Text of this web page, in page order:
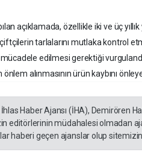
açıklamada, özellikle iki ve üç
tarlalarını mutlaka kontrol
edilmesi gerektiği
alınmasının ürün kaybını
Haber Ajansı (İHA), Demirören
editörlerinin müdahalesi olmadan
haberi geçen ajanslar olup